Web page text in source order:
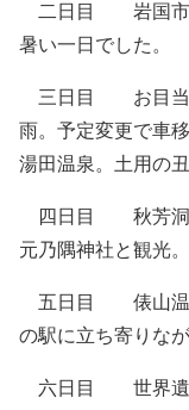
二日目 岩国市
暑い一日でした。
三日目 お目当て
雨。予定変更で車
湯田温泉。土用の
四日目 秋芳洞，
元乃隅神社と観光
五日目 俵山温泉
の駅に立ち寄りな
六日目 世界遺産